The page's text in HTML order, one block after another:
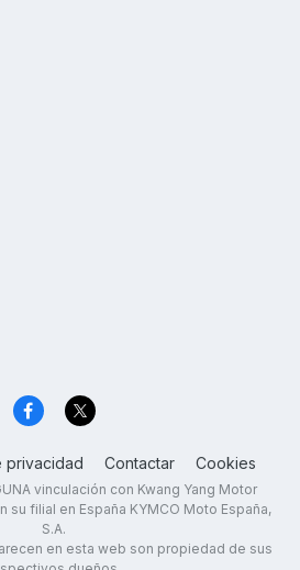
privacidad Contactar Cookies
vinculación con Kwang Yang Motor
su filial en España KYMCO Moto España,
S.A.
en esta web son propiedad de sus